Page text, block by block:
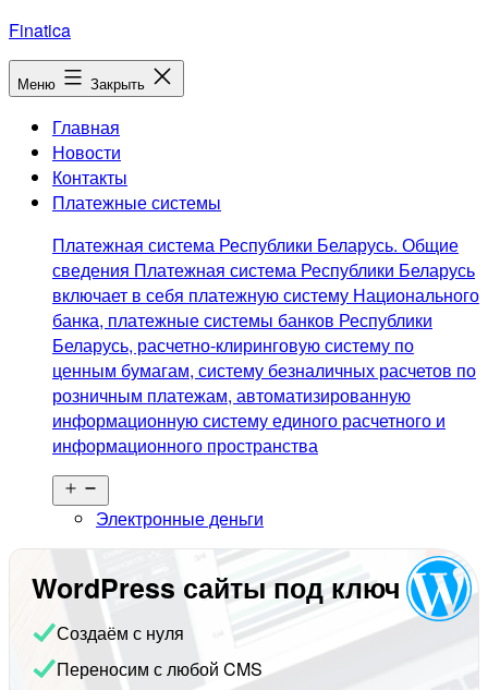
Перейти
к
содержимому
Finatica
Меню Закрыть
Главная
Новости
Контакты
Платежные системы
Платежная система Республики Беларусь. Общие
сведения Платежная система Республики Беларусь
включает в себя платежную систему Национального
банка, платежные системы банков Республики
Беларусь, расчетно-клиринговую систему по
ценным бумагам, систему безналичных расчетов по
розничным платежам, автоматизированную
информационную систему единого расчетного и
информационного пространства
меню
Электронные деньги
WordPress сайты под ключ
Создаём с нуля
Переносим с любой CMS